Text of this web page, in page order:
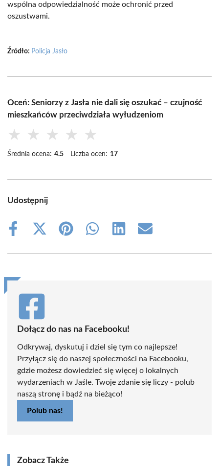
wspólna odpowiedzialność może ochronić przed
oszustwami.
Źródło: Policja Jasło
Oceń: Seniorzy z Jasła nie dali się oszukać – czujność
mieszkańców przeciwdziała wyłudzeniom
★ ★ ★ ★ ★
Średnia ocena: 4.5 Liczba ocen: 17
Udostępnij
Share
Share
(Twitter)
Share
Share
Share
Share
Dołącz do nas na Facebooku!
Odkrywaj, dyskutuj i dziel się tym co najlepsze!
Przyłącz się do naszej społeczności na Facebooku,
gdzie możesz dowiedzieć się więcej o lokalnych
wydarzeniach w Jaśle. Twoje zdanie się liczy - polub
naszą stronę i bądź na bieżąco!
Polub nas!
Zobacz Także